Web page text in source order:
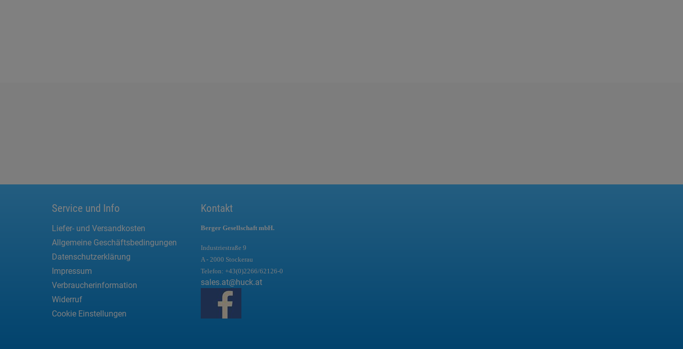
Service und Info
Liefer- und Versandkosten
Allgemeine Geschäftsbedingungen
Datenschutzerklärung
Impressum
Verbraucherinformation
Widerruf
Cookie Einstellungen
Kontakt
Berger Gesellschaft mbH.
Industriestraße 9
A - 2000 Stockerau
Telefon: +43(0)2266/62126-0
sales.at@huck.at